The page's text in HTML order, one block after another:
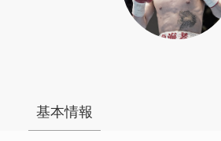
基本情報